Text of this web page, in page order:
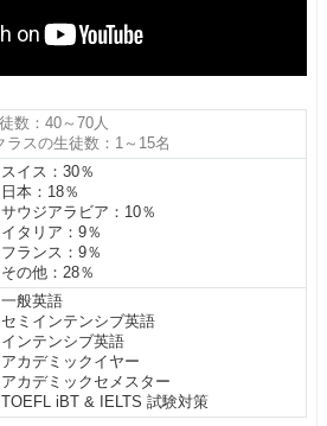
数：40～70人
ラスの生徒数：1～15名
スイス：30％
日本：18％
サウジアラビア：10％
イタリア：9％
フランス：9％
その他：28％
一般英語
セミインテンシブ英語
インテンシブ英語
アカデミックイヤー
アカデミックセメスター
TOEFL iBT & IELTS 試験対策